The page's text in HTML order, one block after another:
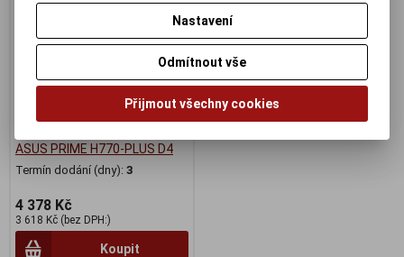
ASUS PRIME H770-PLUS D4
Termín dodání (dny): 3
4 378 Kč
3 618 Kč (bez DPH:)
Koupit
Nastavení
Odmítnout vše
Přijmout všechny cookies